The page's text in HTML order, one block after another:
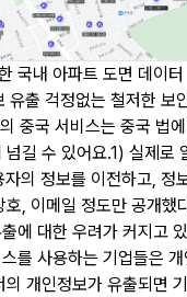
국내 아파트 도면 데이터
유출 걱정없는 철저한 보
중국 서비스는 중국 법
길 수 있어요.1) 실제로
의 정보를 이전하고, 정
호, 이메일 정도만 공개했
에 대한 우려가 커지고
를 사용하는 기업들은
개인정보가 유출되면